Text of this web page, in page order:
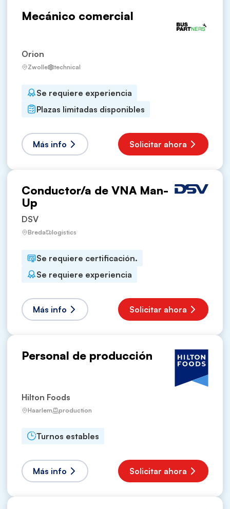
Mecánico comercial
Orion
Zwolle technical
Se requiere experiencia
Plazas limitadas disponibles
Más info Solicitar ahora
Conductor/a de VNA Man-
Up
DSV
Breda logistics
Se requiere certificación.
Se requiere experiencia
Más info Solicitar ahora
Personal de producción
Hilton Foods
Haarlem production
Turnos estables
Más info Solicitar ahora